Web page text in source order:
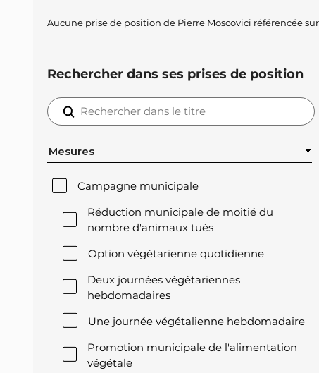
Aucune prise de position de Pierre Moscovici référencée
Rechercher dans ses prises de position
Mesures
Campagne municipale
Réduction municipale de moitié du
nombre d'animaux tués
Option végétarienne quotidienne
Deux journées végétariennes
hebdomadaires
Une journée végétalienne hebdomadaire
Promotion municipale de l'alimentation
végétale